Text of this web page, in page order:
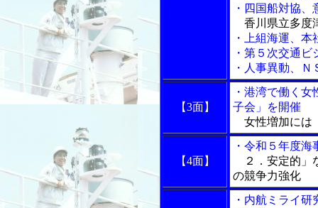
・四国船対協
香川県立多度
・上組海運、
・第５次交通
・人事異動、
【3面】
・港湾で働く
子会」を開催
女性増加には
【4面】
・令和５年度
２．安定的」
の競争力強化
・内航ミライ